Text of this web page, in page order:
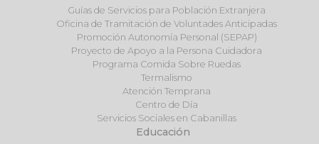
Guías de Servicios para Población Extranjera
Oficina de Tramitación de Voluntades Anticipadas
Promoción Autonomía Personal (SEPAP)
Proyecto de Apoyo a la Persona Cuidadora
Programa Comida Sobre Ruedas
Termalismo
Atención Temprana
Centro de Día
Servicios Sociales en Cabanillas
Educación